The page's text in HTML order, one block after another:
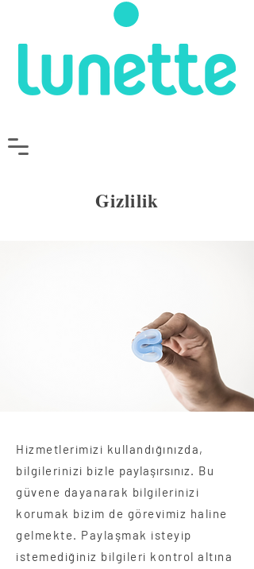
Gizlilik
Hizmetlerimizi kullandığınızda,
bilgilerinizi bizle paylaşırsınız. Bu
güvene dayanarak bilgilerinizi
korumak bizim de görevimiz haline
gelmekte. Paylaşmak isteyip
istemediğiniz bilgileri kontrol altına